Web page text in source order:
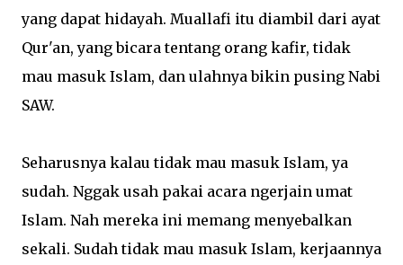
yang dapat hidayah. Muallafi itu diambil dari ayat
Qur'an, yang bicara tentang orang kafir, tidak
mau masuk Islam, dan ulahnya bikin pusing Nabi
SAW.
Seharusnya kalau tidak mau masuk Islam, ya
sudah. Nggak usah pakai acara ngerjain umat
Islam. Nah mereka ini memang menyebalkan
sekali. Sudah tidak mau masuk Islam, kerjaannya